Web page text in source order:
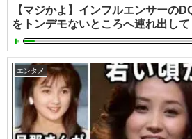
【マジかよ】インフルエンサーの
をトンデモないところへ連れ出し
エンタメ